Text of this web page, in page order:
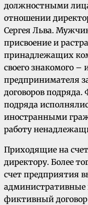
должностными
отношении
Сергея Льва.
присвоение и
принадлежащих
своего знакомого –
предпринимателя
договоров
подряда
иностранными
работу
Приходящие на
директору. Более
счет предприятия
фиктивный